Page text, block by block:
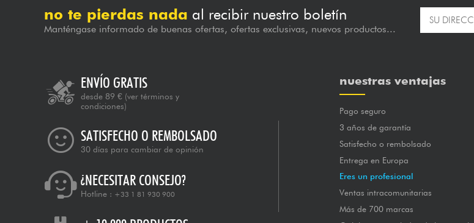
no te pierdas nada al recibir nuestro boletín
Manténgase informado de buenas ofertas, ofertas exclusivas, nuevos productos...
ENVÍO GRATIS
desde 89 € (ver términos y
condiciones)
SATISFECHO O REMBOLSADO
30 días para cambiar de opinión
¿NECESITAR CONSEJO?
Hotline : +33 1 81 930 900
nuestras ventajas
Pago seguro
3 años de garantía
Satisfecho o rembolsado
Entrega en Europa
Eres un profesional
Ventas intracomunitarias
Más de 700 marcas